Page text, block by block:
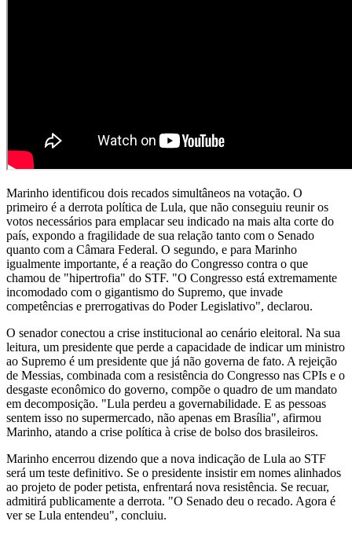
Marinho identificou dois recados simultâneos na votação. O
primeiro é a derrota política de Lula, que não conseguiu reunir os
votos necessários para emplacar seu indicado na mais alta corte do
país, expondo a fragilidade de sua relação tanto com o Senado
quanto com a Câmara Federal. O segundo, e para Marinho
igualmente importante, é a reação do Congresso contra o que
chamou de "hipertrofia" do STF. "O Congresso está extremamente
incomodado com o gigantismo do Supremo, que invade
competências e prerrogativas do Poder Legislativo", declarou.
O senador conectou a crise institucional ao cenário eleitoral. Na sua
leitura, um presidente que perde a capacidade de indicar um ministro
ao Supremo é um presidente que já não governa de fato. A rejeição
de Messias, combinada com a resistência do Congresso nas CPIs e o
desgaste econômico do governo, compõe o quadro de um mandato
em decomposição. "Lula perdeu a governabilidade. E as pessoas
sentem isso no supermercado, não apenas em Brasília", afirmou
Marinho, atando a crise política à crise de bolso dos brasileiros.
Marinho encerrou dizendo que a nova indicação de Lula ao STF
será um teste definitivo. Se o presidente insistir em nomes alinhados
ao projeto de poder petista, enfrentará nova resistência. Se recuar,
admitirá publicamente a derrota. "O Senado deu o recado. Agora é
ver se Lula entendeu", concluiu.